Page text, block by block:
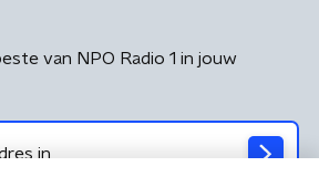
van NPO Radio 1 in jouw